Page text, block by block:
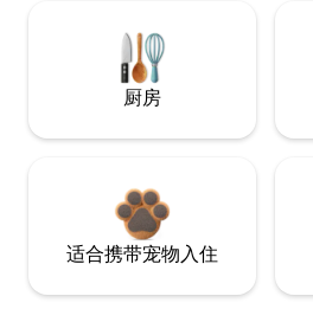
厨房
适合携带宠物入住